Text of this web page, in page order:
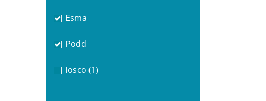
Esma
Podd
Iosco (1)